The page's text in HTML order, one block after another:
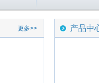
更多>> 产品中